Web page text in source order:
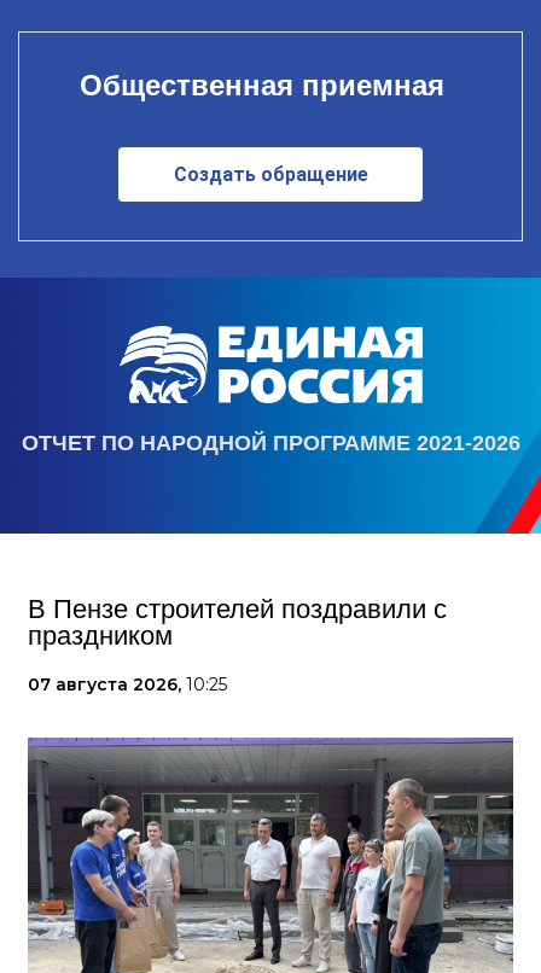
Общественная приемная
Создать обращение
ОТЧЕТ ПО НАРОДНОЙ ПРОГРАММЕ 2021-2026
В Пензе строителей поздравили с
праздником
07 августа 2026, 10:25